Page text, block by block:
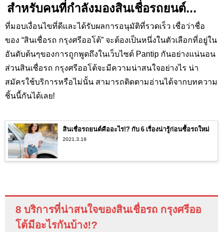
สำหรับคนที่กำลังมองสินเชื่อรถยนต์...
ที่มอบเงื่อนไขที่ดีและได้รับผลการอนุมัติที่รวดเร็ว เชื่อว่าชื่อ
ของ “สินเชื่อรถ กรุงศรีออโต้” จะต้องเป็นหนึ่งในตัวเลือกที่อยู่ใน
อันดับต้นๆของการถูกพูดถึงในเว็บไซต์ Pantip กันอย่างแน่นอน
ส่วนสินเชื่อรถ กรุงศรีออโต้จะมีความน่าสนใจอย่างไร น่า
สมัครใช้บริการหรือไม่นั้น สามารถติดตามอ่านได้จากบทความ
ชิ้นนี้กันได้เลย!
สินเชื่อรถยนต์คืออะไร!? กับ 6 เรื่องน่ารู้ก่อนซื้อรถใหม่
2021.3.18
8 บริการที่น่าสนใจของสินเชื่อรถ กรุงศรีออ
โต้มีอะไรกันบ้าง!?